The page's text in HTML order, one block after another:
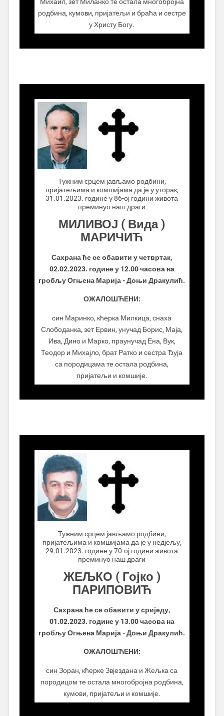
Михаил, зет Миланко те остала многобројна
родбина, кумови, пријатељи и браћа и сестре
у Христу Богу.
Тужним срцем јављамо родбини,
пријатељима и комшијама да је у уторак,
31.01.2023. године у 86-ој години живота
преминуо наш драги
МИЛИВОЈ ( Вида )
МАРИЧИЋ
Сахрана ће се обавити у четвртак,
02.02.2023. године у 12.00 часова на
гробљу Огњена Марија - Доњи Дракулић.
ОЖАЛОШЋЕНИ:
син Маринко, кћерка Милкица, снаха
Слободанка, зет Ервин, унучад Борис, Маја,
Ива, Дино и Марко, праунучад Ена, Вук,
Теодор и Михајло, брат Ратко и сестра Ђуја
са породицама те остала родбина,
пријатељи и комшије.
Тужним срцем јављамо родбини,
пријатељима и комшијама да је у недјељу,
29.01.2023. године у 70-ој години живота
преминуо наш драги
ЖЕЉКО ( Гојко )
ПАРИПОВИЋ
Сахрана ће се обавити у сриједу,
01.02.2023. године у 13.00 часова на
гробљу Огњена Марија - Доњи Дракулић.
ОЖАЛОШЋЕНИ:
син Зоран, кћерке Звјездана и Жељка са
породицом те остала многобројна родбина,
кумови, пријатељи и комшије.